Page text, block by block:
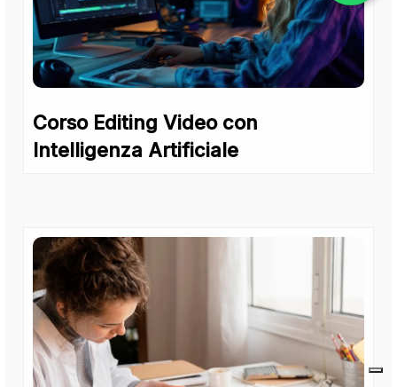
Corso Editing Video con
Intelligenza Artificiale